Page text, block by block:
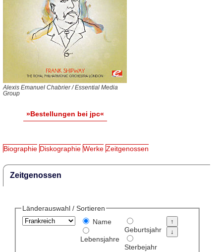
Alexis Emanuel Chabrier / Essential Media
Group
»Bestellungen bei jpc«
Biographie Diskographie Werke Zeitgenossen
Zeitgenossen
Länderauswahl / Sortieren
Name
Lebensjahre
Geburtsjahr
Sterbejahr